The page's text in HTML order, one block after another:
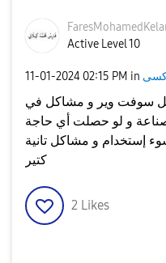
FaresMohamedKel
Active Level 10
‎11-01-2024 02:15 PM in
سوفت وير و مشاكل في
و لو حصلت أي حاجة
إستخدام و مشاكل تانية
كتير
2 Likes